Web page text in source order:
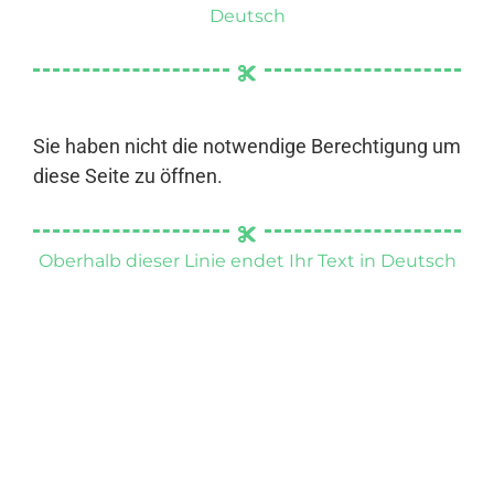
Deutsch
Sie haben nicht die notwendige Berechtigung um
diese Seite zu öffnen.
Oberhalb dieser Linie endet Ihr Text in Deutsch